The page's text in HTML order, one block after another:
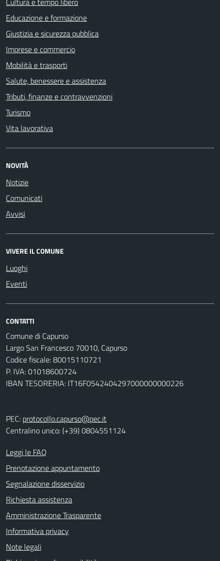
Educazione e formazione
Giustizia e sicurezza pubblica
Imprese e commercio
Mobilità e trasporti
Salute, benessere e assistenza
Tributi, finanze e contravvenzioni
Turismo
Vita lavorativa
NOVITÀ
Notizie
Comunicati
Avvisi
VIVERE IL COMUNE
Luoghi
Eventi
CONTATTI
Comune di Capurso
Largo San Francesco 70010, Capurso
Codice fiscale: 80015110721
P. IVA: 01018600724
IBAN TESORERIA: IT16F0542404297000000000226
PEC: protocollo.capurso@pec.it
Centralino unico: (+39) 0804551124
Leggi le FAQ
Prenotazione appuntamento
Segnalazione disservizio
Richiesta assistenza
Amministrazione Trasparente
Informativa privacy
Note legali